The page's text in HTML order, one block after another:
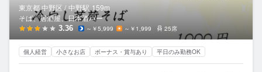
東京都 中野区 / 中野駅 159m
そば、居酒屋、日本酒バー
3.36 ～￥5,999 ～￥1,999 25席
個人経営 小さなお店 ボーナス・賞与あり 平日のみ勤務OK